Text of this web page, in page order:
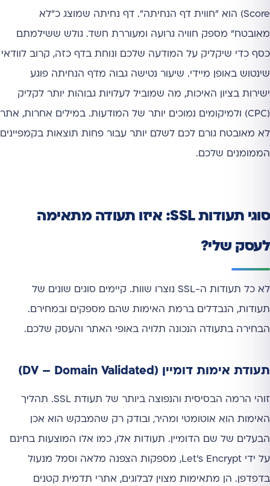
Score) הוא "חווית דף הנחיתה". דף נחיתה שמוצג כ"לא
מאובטח" מספק חוויה גרועה ומעוררת חשד. גולש ששילמתם
כסף כדי שיקליק על המודעה שלכם ונוחת בדף כזה, קרוב לוודאי
שינטוש באופן מיידי. שיעור נטישה גבוה מדף הנחיתה פוגע
ישירות בציון האיכות, מה שמוביל לעלויות גבוהות יותר לקליק
(CPC) ולמיקומים נמוכים יותר של המודעות. במילים אחרות, אתר
לא מאובטח גורם לכם לשלם יותר עבור פחות תוצאות בקמפיינים
הממומנים שלכם.
סוגי תעודות SSL: איזו תעודה מתאימה
לעסק שלי?
לא כל תעודות ה-SSL נוצרו שוות. קיימים סוגים שונים של
תעודות, הנבדלים ברמת האימות שהם מספקים ובמחירם.
הבחירה בתעודה הנכונה תלויה באופי האתר והעסק שלכם.
תעודת אימות דומיין (DV – Domain Validated)
זוהי הרמה הבסיסית והנפוצה ביותר של תעודת SSL. תהליך
האימות הוא אוטומטי ומהיר, ובודק רק שהמבקש הוא אכן
הבעלים של שם הדומיין. תעודות אלו, כמו אלו המוצעות בחינם
על ידי Let's Encrypt, מספקות הצפנה מלאה וסמל מנעול
בדפדפן. הן מתאימות מצוין לבלוגים, אתרי תדמית קטנים